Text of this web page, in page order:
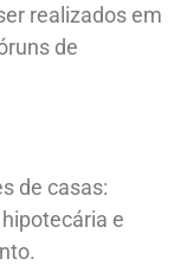
realizados em
de
de casas:
e